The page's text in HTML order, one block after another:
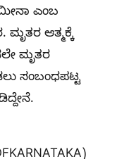
ಮೀನಾ ಎಂಬ
ಮೃತರ ಆತ್ಮಕ್ಕೆ
ಮೃತರ
ಸಂಬಂಧಪಟ್ಟ